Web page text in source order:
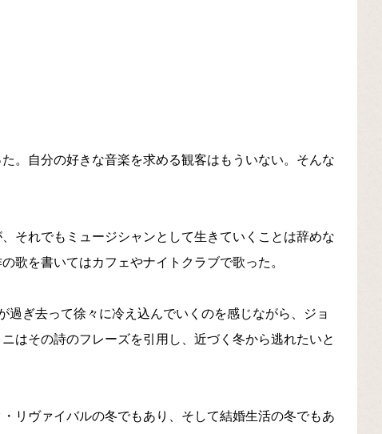
。自分の好きな音楽を求める観客はもういない。そんな
それでもミュージシャンとして生きていくことは辞めな
歌を書いてはカフェやナイトクラブで歌った。
過ぎ去って徐々に冷え込んでいくのを感じながら、ジョ
はその詩のフレーズを引用し、近づく冬から逃れたいと
リヴァイバルの冬でもあり、そして結婚生活の冬でもあ